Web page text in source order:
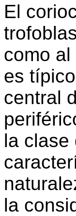
El
como
es
central
la clase
la